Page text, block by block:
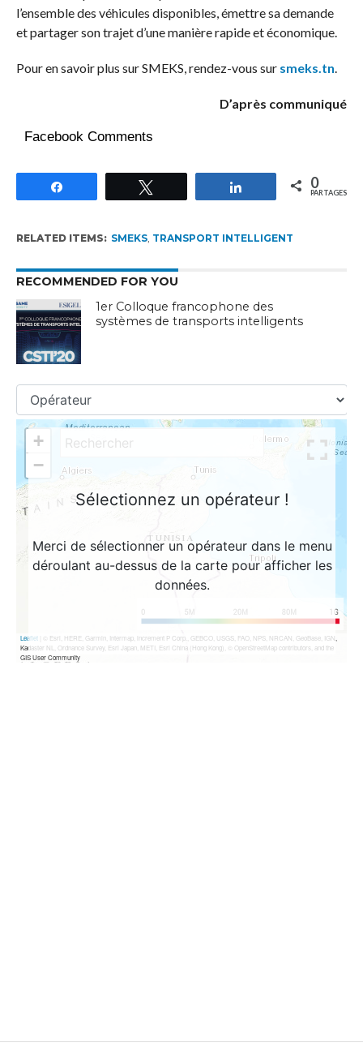
l’ensemble des véhicules disponibles, émettre sa demande
et partager son trajet d’une manière rapide et économique.
Pour en savoir plus sur SMEKS, rendez-vous sur smeks.tn.
D’après communiqué
Facebook Comments
Partagez 0
PARTAGES
RELATED ITEMS: SMEKS, TRANSPORT INTELLIGENT
RECOMMENDED FOR YOU
1er Colloque francophone des
systèmes de transports intelligents